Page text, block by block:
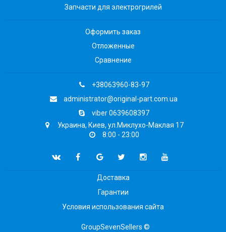
Запчасти для электрогрилей
Оформить заказ
Отложенные
Сравнение
+38063960-83-97
administrator@original-part.com.ua
viber 0639608397
Украина, Киев, ул.Миклухо-Маклая 17
8:00 - 23:00
Доставка
Гарантии
Условия использования сайта
GroupSevenSellers ©